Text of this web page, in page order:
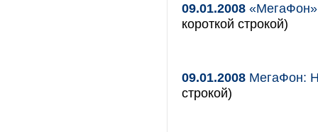
09.01.2008
короткой строкой)
09.01.2008 МегаФон:
строкой)